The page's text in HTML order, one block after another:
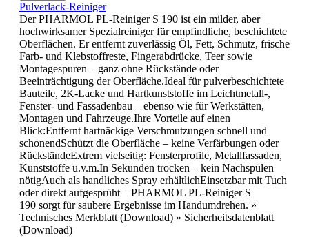
Pulverlack-Reiniger
Der PHARMOL PL-Reiniger S 190 ist ein milder, aber
hochwirksamer Spezialreiniger für empfindliche, beschichtete
Oberflächen. Er entfernt zuverlässig Öl, Fett, Schmutz, frische
Farb- und Klebstoffreste, Fingerabdrücke, Teer sowie
Montagespuren – ganz ohne Rückstände oder
Beeinträchtigung der Oberfläche.Ideal für pulverbeschichtete
Bauteile, 2K-Lacke und Hartkunststoffe im Leichtmetall-,
Fenster- und Fassadenbau – ebenso wie für Werkstätten,
Montagen und Fahrzeuge.Ihre Vorteile auf einen
Blick:Entfernt hartnäckige Verschmutzungen schnell und
schonendSchützt die Oberfläche – keine Verfärbungen oder
RückständeExtrem vielseitig: Fensterprofile, Metallfassaden,
Kunststoffe u.v.m.In Sekunden trocken – kein Nachspülen
nötigAuch als handliches Spray erhältlichEinsetzbar mit Tuch
oder direkt aufgesprüht – PHARMOL PL-Reiniger S
190 sorgt für saubere Ergebnisse im Handumdrehen. »
Technisches Merkblatt (Download) » Sicherheitsdatenblatt
(Download)